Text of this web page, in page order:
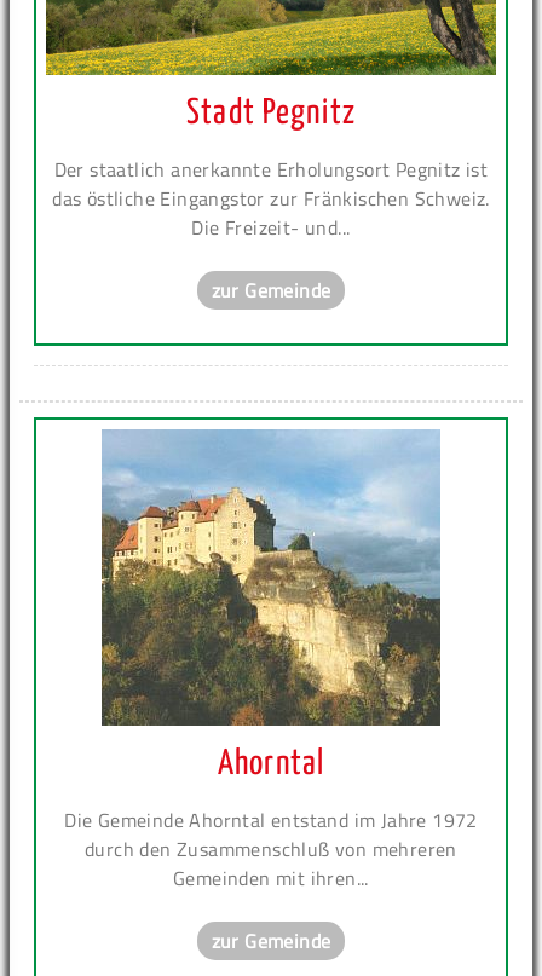
Stadt Pegnitz
Der staatlich anerkannte Erholungsort Pegnitz ist
das östliche Eingangstor zur Fränkischen Schweiz.
Die Freizeit- und...
zur Gemeinde
Ahorntal
Die Gemeinde Ahorntal entstand im Jahre 1972
durch den Zusammenschluß von mehreren
Gemeinden mit ihren...
zur Gemeinde